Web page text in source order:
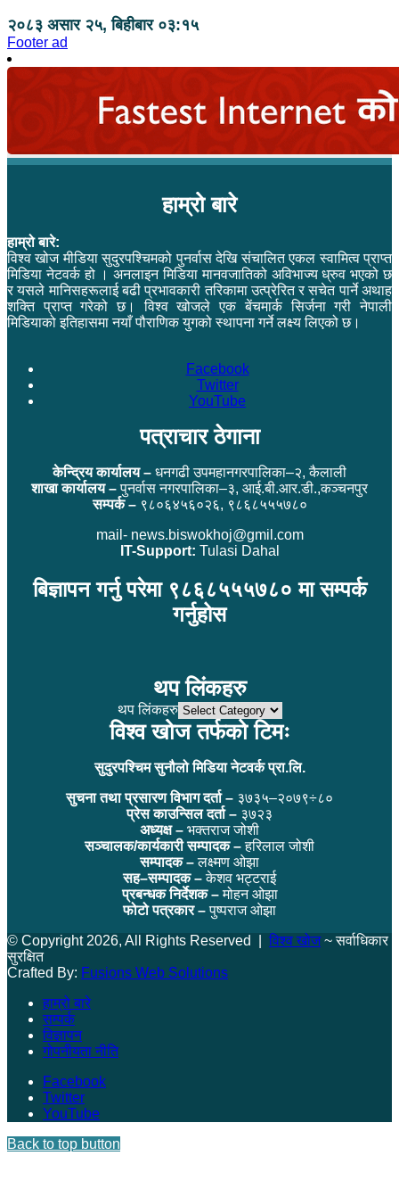
२०८३ असार २५, बिहीबार ०३:१५
Footer ad
हाम्रो बारे
हाम्रो बारे:
विश्व खोज मीडिया सुदुरपश्चिमको पुनर्वास देखि संचालित एकल स्वामित्व प्राप्त
मिडिया नेटवर्क हो । अनलाइन मिडिया मानवजातिको अविभाज्य ध्रुव भएको छ
र यसले मानिसहरूलाई बढी प्रभावकारी तरिकामा उत्प्रेरित र सचेत पार्ने अथाह
शक्ति प्राप्त गरेको छ। विश्व खोजले एक बेंचमार्क सिर्जना गरी नेपाली
मिडियाको इतिहासमा नयाँ पौराणिक युगको स्थापना गर्ने लक्ष्य लिएको छ।
Facebook
Twitter
YouTube
पत्राचार ठेगाना
केन्द्रिय कार्यालय – धनगढी उपमहानगरपालिका–२, कैलाली
शाखा कार्यालय –पुनर्वास नगरपालिका–३, आई.बी.आर.डी.,कञ्चनपुर
सम्पर्क –९८०६४५६०२६, ९८६८५५५७८०
mail- news.biswokhoj@gmil.com
IT-Support: Tulasi Dahal
बिज्ञापन गर्नु परेमा ९८६८५५५७८० मा सम्पर्क
गर्नुहोस
थप लिंकहरु
थप लिंकहरु
विश्व खोज तर्फको टिमः
सुदुरपश्चिम सुनौलो मिडिया नेटवर्क प्रा.लि.
सुचना तथा प्रसारण विभाग दर्ता – ३७३५–२०७९÷८०
प्रेस काउन्सिल दर्ता – ३७२३
अध्यक्ष – भक्तराज जोशी
सञ्चालक/कार्यकारी सम्पादक –हरिलाल जोशी
सम्पादक –लक्ष्मण ओझा
सह–सम्पादक –केशव भट्टराई
प्रबन्धक निर्देशक –मोहन ओझा
फोटो पत्रकार –पुष्पराज ओझा
© Copyright 2026, All Rights Reserved | विश्व खोज~ सर्वाधिकार
सुरक्षित
Crafted By: Fusions Web Solutions
हाम्रो बारे
सम्पर्क
विज्ञापन
गोपनीयता नीति
Facebook
Twitter
YouTube
Back to top button